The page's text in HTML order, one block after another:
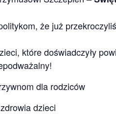
że już
które doświadczyły
dla rodziców
dzieci